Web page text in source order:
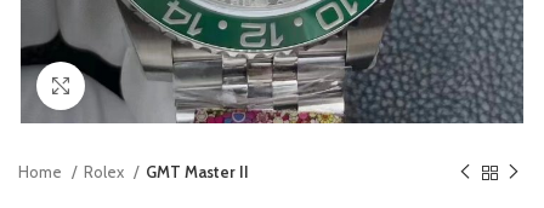
Clicca per ingrandire
Home Rolex GMT Master II